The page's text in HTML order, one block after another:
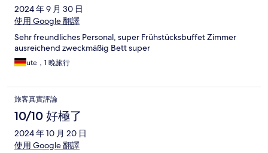
2024 年 9 月 30 日
使用 Google 翻譯
Sehr freundliches Personal, super Frühstücksbuffet Zimmer
ausreichend zweckmäßig Bett super
ute，1 晚旅行
旅客真實評論
10/10 好極了
2024 年 10 月 20 日
使用 Google 翻譯